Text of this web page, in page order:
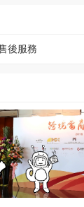
後服務